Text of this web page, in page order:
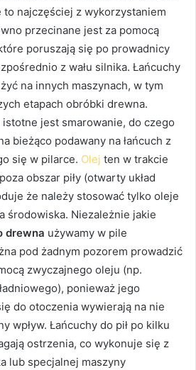
najczęściej z wykorzystaniem
przecinane jest za pomocą
poruszają się po prowadnicy
z wału silnika. Łańcuchy
na innych maszynach, w tym
etapach obróbki drewna.
jest smarowanie, do czego
bieżąco podawany na łańcuch z
się w pilarce. Olej ten w trakcie
obszar piły (otwarty układ
że należy stosować tylko oleje
środowiska. Niezależnie jakie
drewna używamy w pile
pod żadnym pozorem prowadzić
zwyczajnego oleju (np.
ponieważ jego
do otoczenia wywierają na nie
wpływ. Łańcuchy do pił po kilku
ostrzenia, co wykonuje się z
lub specjalnej maszyny